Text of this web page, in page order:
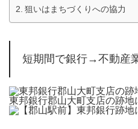
狙いはまちづくりへの協力
短期間で銀行→不動産
東邦銀行郡山大町支店の跡地